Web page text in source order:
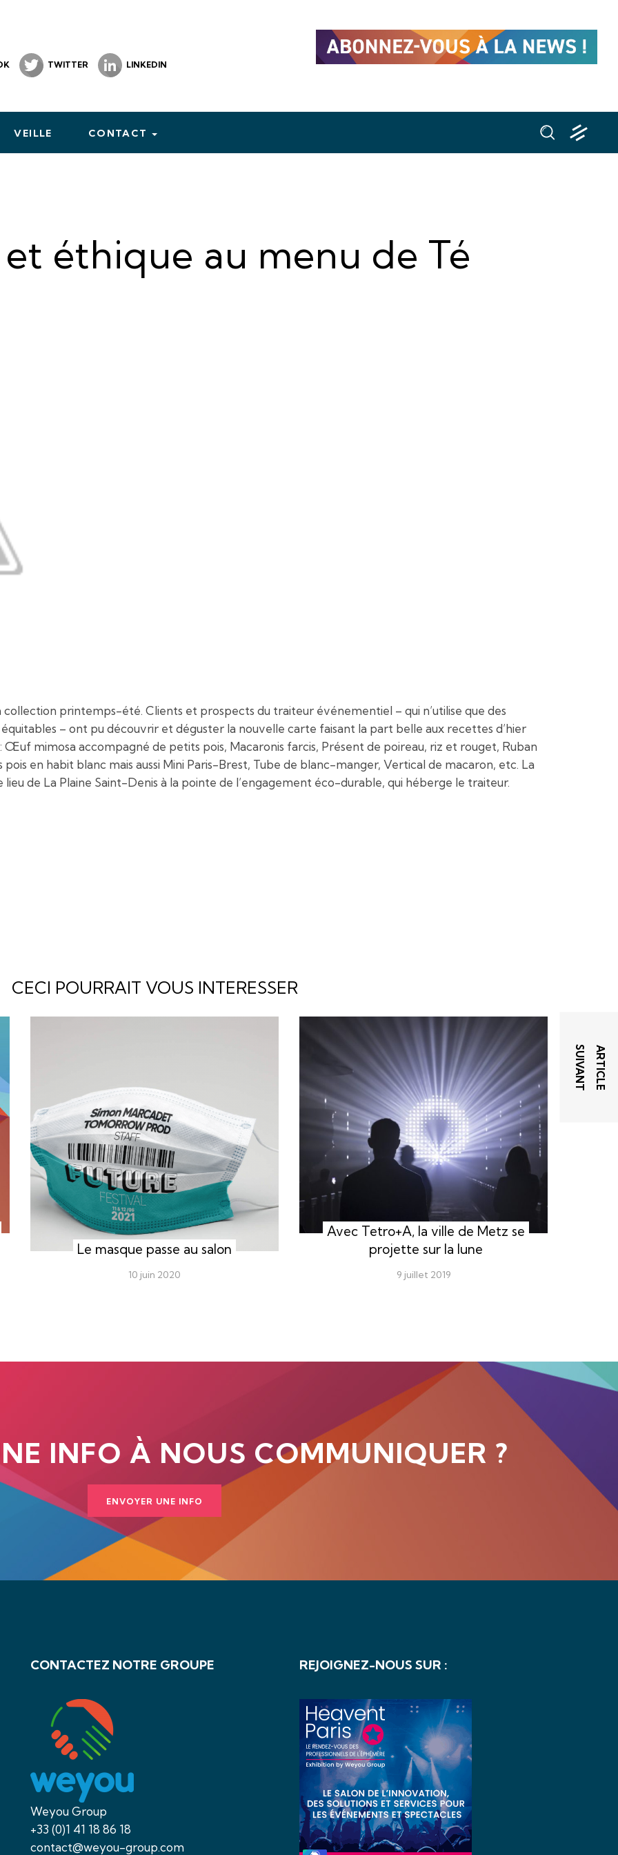
TWITTER LINKEDIN
VEILLE CONTACT
éthique au menu de Té
printemps-été. Clients et prospects du traiteur événementiel – qui n’utilise que des
– ont pu découvrir et déguster la nouvelle carte faisant la part belle aux recettes d’hier
Œuf mimosa accompagné de petits pois, Macaronis farcis, Présent de poireau, riz et rouget, Ruban
en habit blanc mais aussi Mini Paris-Brest, Tube de blanc-manger, Vertical de macaron, etc. La
lieu de La Plaine Saint-Denis à la pointe de l’engagement éco-durable, qui héberge le traiteur.
A
R
T
I
C
L
E
S
U
I
V
A
N
T
CECI POURRAIT VOUS INTERESSER
Le masque passe au salon
10 juin 2020
Avec Tetro+A, la ville de Metz se
projette sur la lune
9 juillet 2019
INFO À NOUS COMMUNIQUER ?
ENVOYER UNE INFO
CONTACTEZ NOTRE GROUPE
Weyou Group
+33 (0)1 41 18 86 18
contact@weyou-group.com
REJOIGNEZ-NOUS SUR :